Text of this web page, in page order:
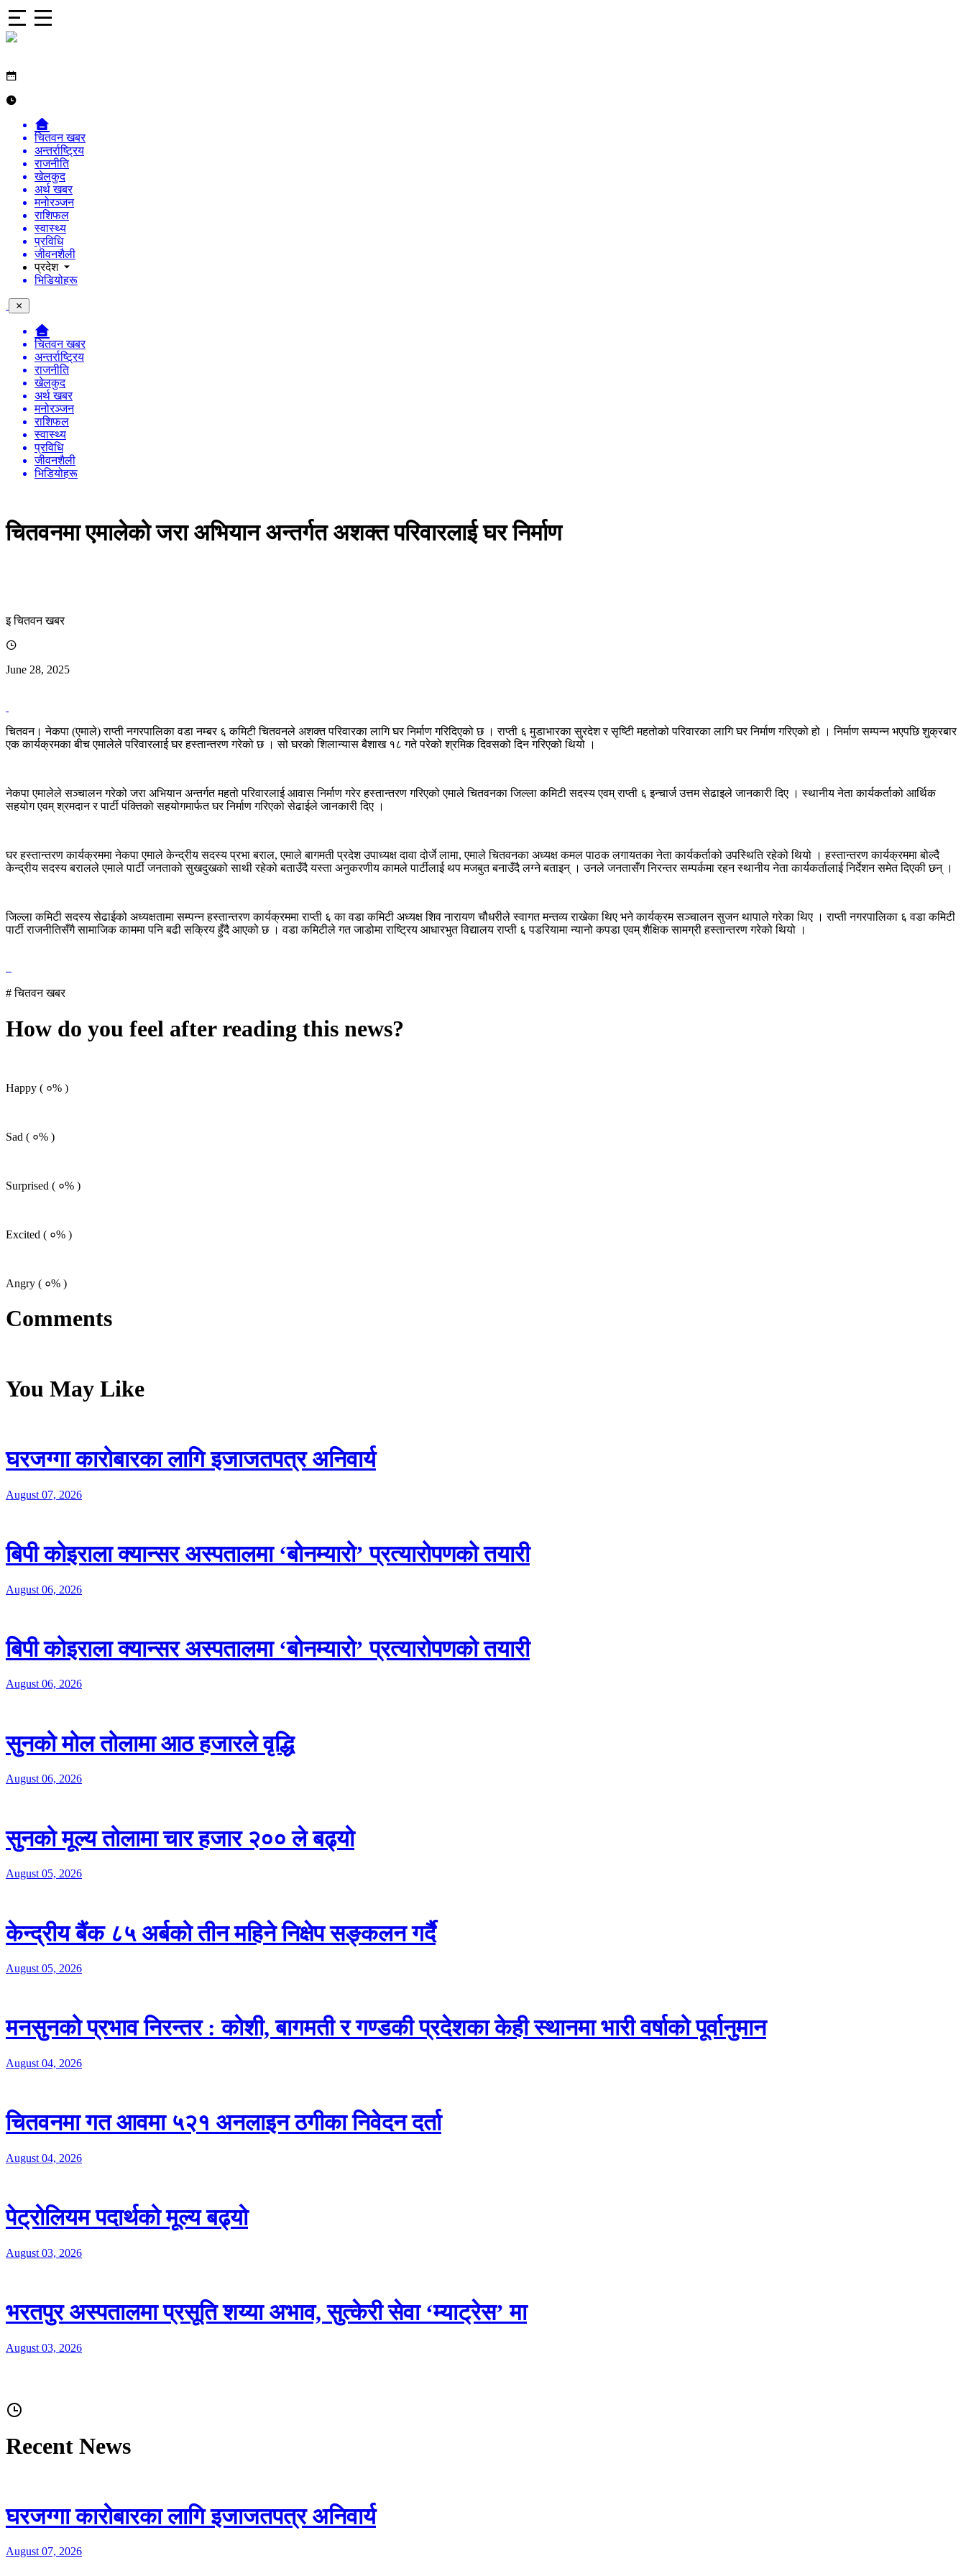
चितवन खबर
अन्तर्राष्ट्रिय
राजनीति
खेलकुद
अर्थ खबर
मनोरञ्जन
राशिफल
स्वास्थ्य
प्रविधि
जीवनशैली
प्रदेश
भिडियोहरू
चितवन खबर
अन्तर्राष्ट्रिय
राजनीति
खेलकुद
अर्थ खबर
मनोरञ्जन
राशिफल
स्वास्थ्य
प्रविधि
जीवनशैली
भिडियोहरू
चितवनमा एमालेको जरा अभियान अन्तर्गत अशक्त परिवारलाई घर निर्माण
इ चितवन खबर
June 28, 2025
चितवन। नेकपा (एमाले) राप्ती नगरपालिका वडा नम्बर ६ कमिटी चितवनले अशक्त परिवारका लागि घर निर्माण गरिदिएको छ । राप्ती ६ मुडाभारका सुरदेश र सृष्टिी महतोको परिवारका लागि घर निर्माण गरिएको हो । निर्माण सम्पन्न भएपछि शुक्रबार
एक कार्यक्रमका बीच एमालेले परिवारलाई घर हस्तान्तरण गरेको छ । सो घरको शिलान्यास बैशाख १८ गते परेको श्रमिक दिवसको दिन गरिएको थियो ।
नेकपा एमालेले सञ्चालन गरेको जरा अभियान अन्तर्गत महतो परिवारलाई आवास निर्माण गरेर हस्तान्तरण गरिएको एमाले चितवनका जिल्ला कमिटी सदस्य एवम् राप्ती ६ इन्चार्ज उत्तम सेढाइले जानकारी दिए । स्थानीय नेता कार्यकर्ताको आर्थिक
सहयोग एवम् श्रमदान र पार्टी पंक्तिको सहयोगमार्फत घर निर्माण गरिएको सेढाईले जानकारी दिए ।
घर हस्तान्तरण कार्यक्रममा नेकपा एमाले केन्द्रीय सदस्य प्रभा बराल, एमाले बागमती प्रदेश उपाध्यक्ष दावा दोर्जे लामा, एमाले चितवनका अध्यक्ष कमल पाठक लगायतका नेता कार्यकर्ताको उपस्थिति रहेको थियो । हस्तान्तरण कार्यक्रममा बोल्दै
केन्द्रीय सदस्य बरालले एमाले पार्टी जनताको सुखदुखको साथी रहेको बताउँदै यस्ता अनुकरणीय कामले पार्टीलाई थप मजबुत बनाउँदै लग्ने बताइन् । उनले जनतासँग निरन्तर सम्पर्कमा रहन स्थानीय नेता कार्यकर्तालाई निर्देशन समेत दिएकी छन् ।
जिल्ला कमिटी सदस्य सेढाईको अध्यक्षतामा सम्पन्न हस्तान्तरण कार्यक्रममा राप्ती ६ का वडा कमिटी अध्यक्ष शिव नारायण चौधरीले स्वागत मन्तव्य राखेका थिए भने कार्यक्रम सञ्चालन सुजन थापाले गरेका थिए । राप्ती नगरपालिका ६ वडा कमिटी
पार्टी राजनीतिसँगै सामाजिक काममा पनि बढी सक्रिय हुँदै आएको छ । वडा कमिटीले गत जाडोमा राष्ट्रिय आधारभुत विद्यालय राप्ती ६ पडरियामा न्यानो कपडा एवम् शैक्षिक सामग्री हस्तान्तरण गरेको थियो ।
# चितवन खबर
How do you feel after reading this news?
Happy ( ०% )
Sad ( ०% )
Surprised ( ०% )
Excited ( ०% )
Angry ( ०% )
Comments
You May Like
घरजग्गा कारोबारका लागि इजाजतपत्र अनिवार्य
August 07, 2026
बिपी कोइराला क्यान्सर अस्पतालमा ‘बोनम्यारो’ प्रत्यारोपणको तयारी
August 06, 2026
बिपी कोइराला क्यान्सर अस्पतालमा ‘बोनम्यारो’ प्रत्यारोपणको तयारी
August 06, 2026
सुनको मोल तोलामा आठ हजारले वृद्धि
August 06, 2026
सुनको मूल्य तोलामा चार हजार २०० ले बढ्यो
August 05, 2026
केन्द्रीय बैंक ८५ अर्बको तीन महिने निक्षेप सङ्कलन गर्दै
August 05, 2026
मनसुनको प्रभाव निरन्तर : कोशी, बागमती र गण्डकी प्रदेशका केही स्थानमा भारी वर्षाको पूर्वानुमान
August 04, 2026
चितवनमा गत आवमा ५२१ अनलाइन ठगीका निवेदन दर्ता
August 04, 2026
पेट्रोलियम पदार्थको मूल्य बढ्यो
August 03, 2026
भरतपुर अस्पतालमा प्रसूति शय्या अभाव, सुत्केरी सेवा ‘म्याट्रेस’ मा
August 03, 2026
Recent News
घरजग्गा कारोबारका लागि इजाजतपत्र अनिवार्य
August 07, 2026